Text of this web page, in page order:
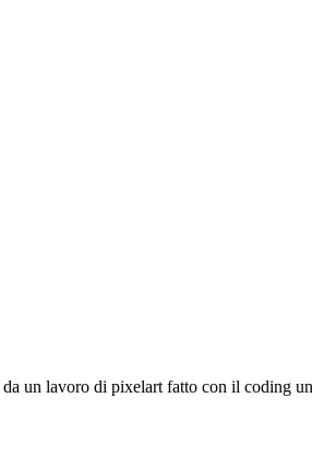
un lavoro di pixelart fatto con il coding